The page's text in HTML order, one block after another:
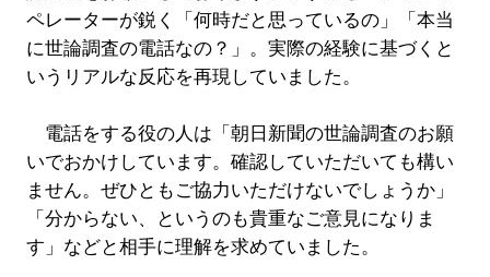
ペレーターが鋭く「何時だと思っているの」「本当
に世論調査の電話なの？」。実際の経験に基づくと
いうリアルな反応を再現していました。
電話をする役の人は「朝日新聞の世論調査のお願
いでおかけしています。確認していただいても構い
ません。ぜひともご協力いただけないでしょうか」
「分からない、というのも貴重なご意見になりま
す」などと相手に理解を求めていました。